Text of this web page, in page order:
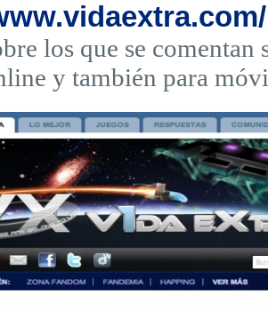
los que se
y también para